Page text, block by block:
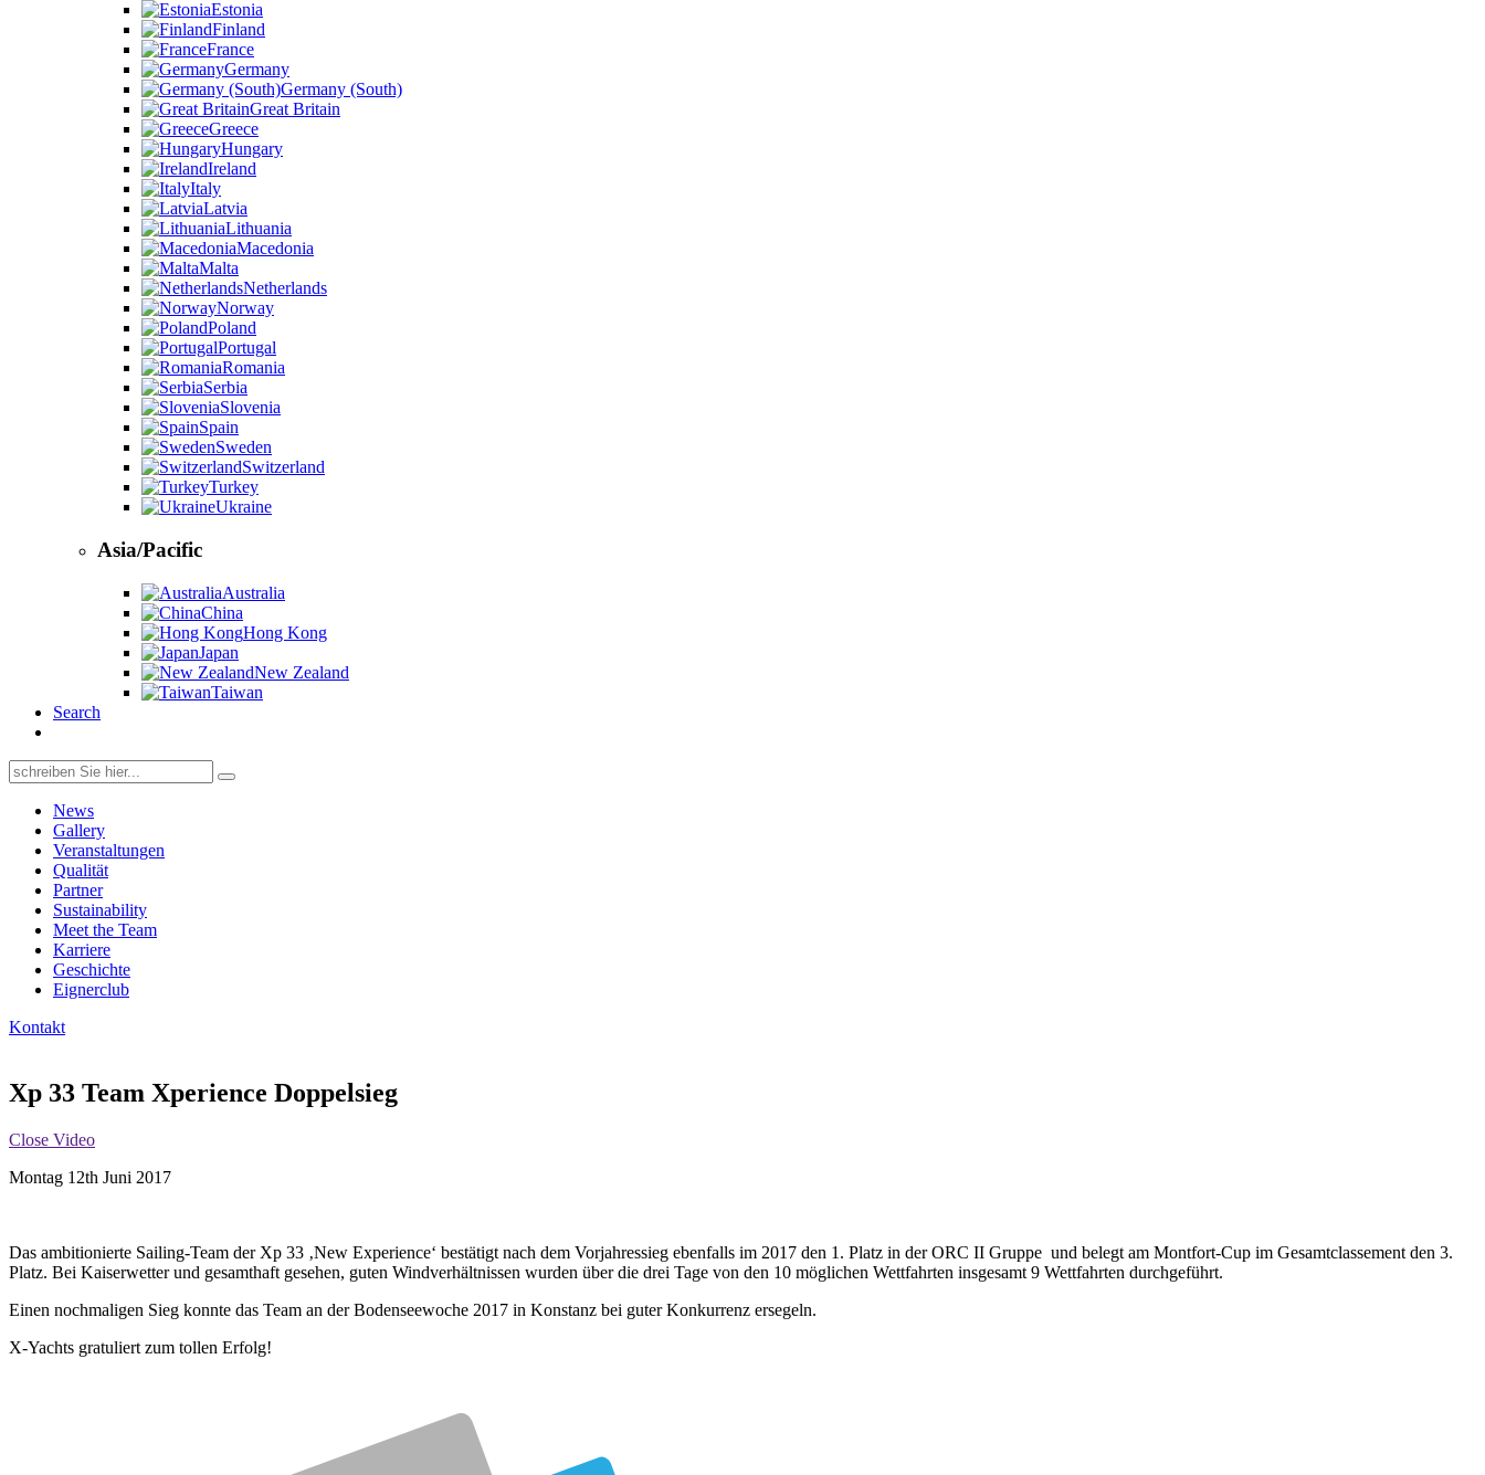
Estonia
Finland
France
Germany
Germany (South)
Great Britain
Greece
Hungary
Ireland
Italy
Latvia
Lithuania
Macedonia
Malta
Netherlands
Norway
Poland
Portugal
Romania
Serbia
Slovenia
Spain
Sweden
Switzerland
Turkey
Ukraine
Asia/Pacific
Australia
China
Hong Kong
Japan
New Zealand
Taiwan
Search
Search
for:
News
Gallery
Veranstaltungen
Qualität
Partner
Sustainability
Meet the Team
Karriere
Geschichte
Eignerclub
Kontakt
Xp 33 Team Xperience Doppelsieg
Close Video
Montag 12th Juni 2017
Das ambitionierte Sailing-Team der Xp 33 ‚New Experience‘ bestätigt nach dem Vorjahressieg ebenfalls im 2017 den 1. Platz in der ORC II Gruppe und belegt am Montfort-Cup im Gesamtclassement den 3.
Platz. Bei Kaiserwetter und gesamthaft gesehen, guten Windverhältnissen wurden über die drei Tage von den 10 möglichen Wettfahrten insgesamt 9 Wettfahrten durchgeführt.
Einen nochmaligen Sieg konnte das Team an der Bodenseewoche 2017 in Konstanz bei guter Konkurrenz ersegeln.
X-Yachts gratuliert zum tollen Erfolg!